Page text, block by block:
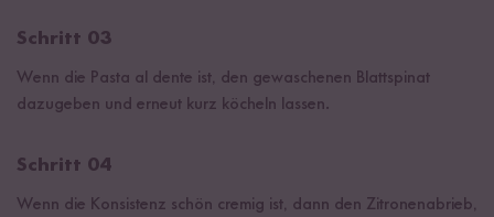
Schritt 03
Wenn die Pasta al dente ist, den gewaschenen Blattspinat
dazugeben und erneut kurz köcheln lassen.
Schritt 04
Wenn die Konsistenz schön cremig ist, dann den Zitronenabrieb,